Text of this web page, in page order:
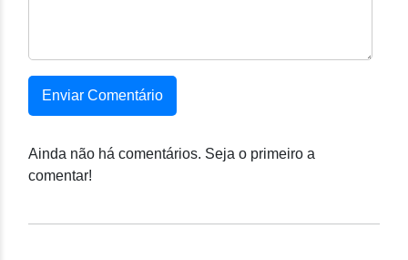
Enviar Comentário
Ainda não há comentários. Seja o primeiro a
comentar!